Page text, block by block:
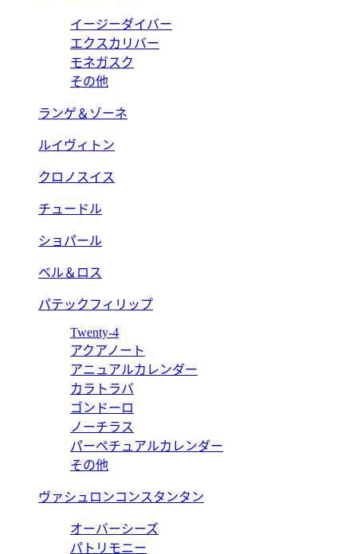
イージーダイバー
エクスカリバー
モネガスク
その他
ランゲ＆ゾーネ
ルイヴィトン
クロノスイス
チュードル
ショパール
ベル＆ロス
パテックフィリップ
Twenty-4
アクアノート
アニュアルカレンダー
カラトラバ
ゴンドーロ
ノーチラス
パーペチュアルカレンダー
その他
ヴァシュロンコンスタンタン
オーバーシーズ
パトリモニー